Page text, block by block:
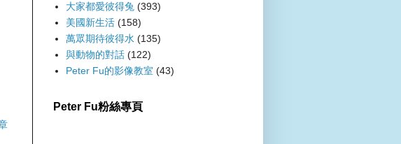
大家都愛彼得兔 (393)
美國新生活 (158)
萬眾期待彼得水 (135)
與動物的對話 (122)
Peter Fu的影像教室 (43)
Peter Fu粉絲專頁